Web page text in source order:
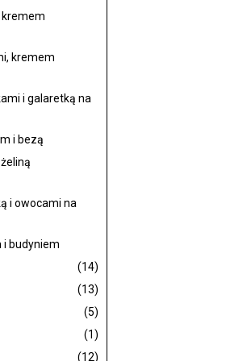
kremem
kremem
i galaretką na
i bezą
i owocami na
i budyniem
(14)
(13)
(5)
(1)
(12)